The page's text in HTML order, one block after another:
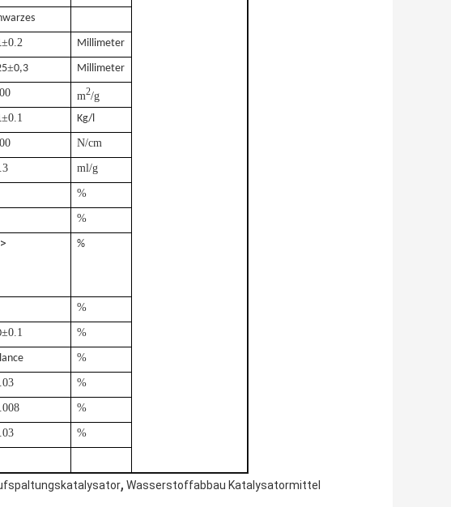
±0.2 Millimeter
±0,3 Millimeter
m2/g
±0.1 Kg/l
N/cm
ml/g
%
%
%
%
±0.1 %
%
%
%
%
, Wasserstoffabbau Katalysatormittel